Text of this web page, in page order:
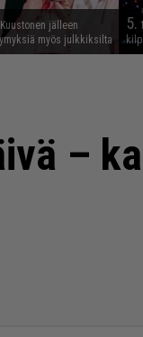
jälleen
myös julkkiksilta
5.
–